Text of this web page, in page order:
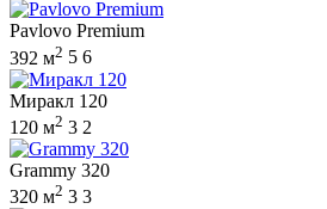
Pavlovo Premium
392 м2 5 6
Миракл 120
120 м2 3 2
Grammy 320
320 м2 3 3